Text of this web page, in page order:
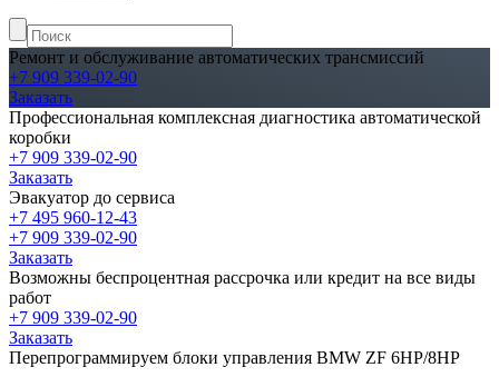
Ремонт и обслуживание автоматических трансмиссий
+7 909 339-02-90
Заказать
Профессиональная комплексная диагностика автоматической
коробки
+7 909 339-02-90
Заказать
Эвакуатор до сервиса
+7 495 960-12-43
+7 909 339-02-90
Заказать
Возможны беспроцентная рассрочка или кредит на все виды
работ
+7 909 339-02-90
Заказать
Перепрограммируем блоки управления BMW ZF 6HP/8HP